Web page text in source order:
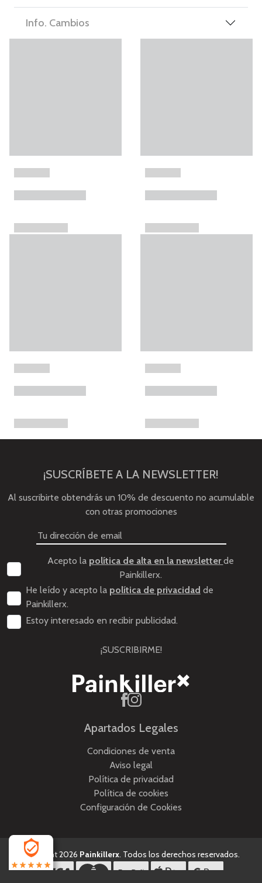
Info. Cambios
¡SUSCRÍBETE A LA NEWSLETTER!
Al suscribirte obtendrás un 10% de descuento no acumulable
con otras promociones
Acepto la política de alta en la newsletterde
Painkillerx.
He leído y acepto la política de privacidad de
Painkillerx.
Estoy interesado en recibir publicidad.
¡SUSCRIBIRME!
Apartados Legales
Condiciones de venta
Aviso legal
Política de privacidad
Política de cookies
Configuración de Cookies
Copyright 2026 Painkillerx. Todos los derechos reservados.